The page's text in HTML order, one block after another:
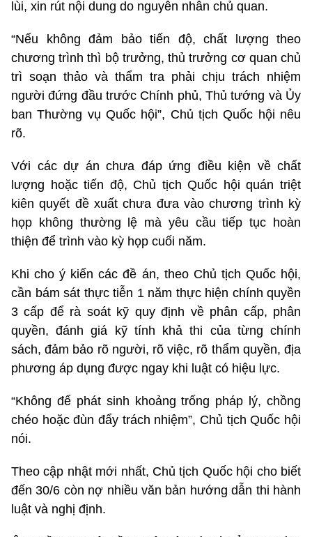
lùi, xin rút nội dung do nguyên nhân chủ quan.
“Nếu không đảm bảo tiến độ, chất lượng theo
chương trình thì bộ trưởng, thủ trưởng cơ quan chủ
trì soạn thảo và thẩm tra phải chịu trách nhiệm
người đứng đầu trước Chính phủ, Thủ tướng và Ủy
ban Thường vụ Quốc hội”, Chủ tịch Quốc hội nêu
rõ.
Với các dự án chưa đáp ứng điều kiện về chất
lượng hoặc tiến độ, Chủ tịch Quốc hội quán triệt
kiên quyết đề xuất chưa đưa vào chương trình kỳ
họp không thường lệ mà yêu cầu tiếp tục hoàn
thiện để trình vào kỳ họp cuối năm.
Khi cho ý kiến các đề án, theo Chủ tịch Quốc hội,
cần bám sát thực tiễn 1 năm thực hiện chính quyền
3 cấp để rà soát kỹ quy định về phân cấp, phân
quyền, đánh giá kỹ tính khả thi của từng chính
sách, đảm bảo rõ người, rõ việc, rõ thẩm quyền, địa
phương áp dụng được ngay khi luật có hiệu lực.
“Không để phát sinh khoảng trống pháp lý, chồng
chéo hoặc đùn đẩy trách nhiệm”, Chủ tịch Quốc hội
nói.
Theo cập nhật mới nhất, Chủ tịch Quốc hội cho biết
đến 30/6 còn nợ nhiều văn bản hướng dẫn thi hành
luật và nghị định.